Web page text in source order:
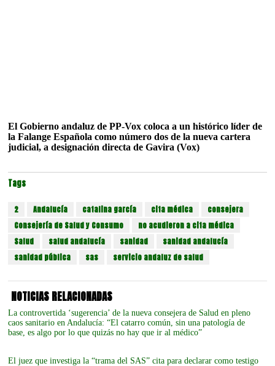
El Gobierno andaluz de PP-Vox coloca a un histórico líder de
la Falange Española como número dos de la nueva cartera
judicial, a designación directa de Gavira (Vox)
Tags
2 Andalucía catalina garcía cita médica
consejera
Consejería de Salud y Consumo
no acudieron a cita médica
Salud
salud andalucía sanidad
sanidad andalucía
sanidad pública
sas servicio andaluz de salud
NOTICIAS RELACIONADAS
La controvertida ‘sugerencia’ de la nueva consejera de Salud en pleno
caos sanitario en Andalucía: “El catarro común, sin una patología de
base, es algo por lo que quizás no hay que ir al médico”
El juez que investiga la “trama del SAS” cita para declarar como testigo